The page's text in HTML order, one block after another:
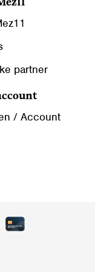
partner
/ Account